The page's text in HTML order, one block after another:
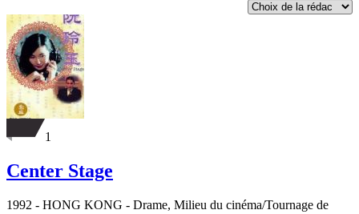
1
Center Stage
1992 - HONG KONG - Drame, Milieu du cinéma/Tournage de